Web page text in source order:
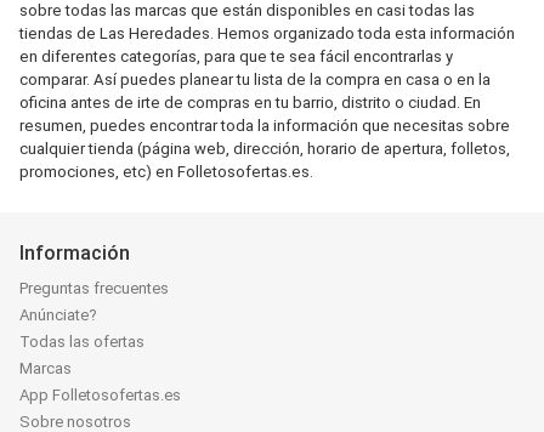
sobre todas las marcas que están disponibles en casi todas las
tiendas de Las Heredades. Hemos organizado toda esta información
en diferentes categorías, para que te sea fácil encontrarlas y
comparar. Así puedes planear tu lista de la compra en casa o en la
oficina antes de irte de compras en tu barrio, distrito o ciudad. En
resumen, puedes encontrar toda la información que necesitas sobre
cualquier tienda (página web, dirección, horario de apertura, folletos,
promociones, etc) en Folletosofertas.es.
Información
Preguntas frecuentes
Anúnciate?
Todas las ofertas
Marcas
App Folletosofertas.es
Sobre nosotros